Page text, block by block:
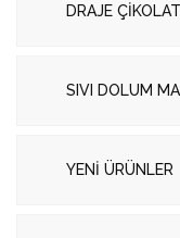
DRAJE
SIVI DOLUM
YENİ ÜRÜNLER